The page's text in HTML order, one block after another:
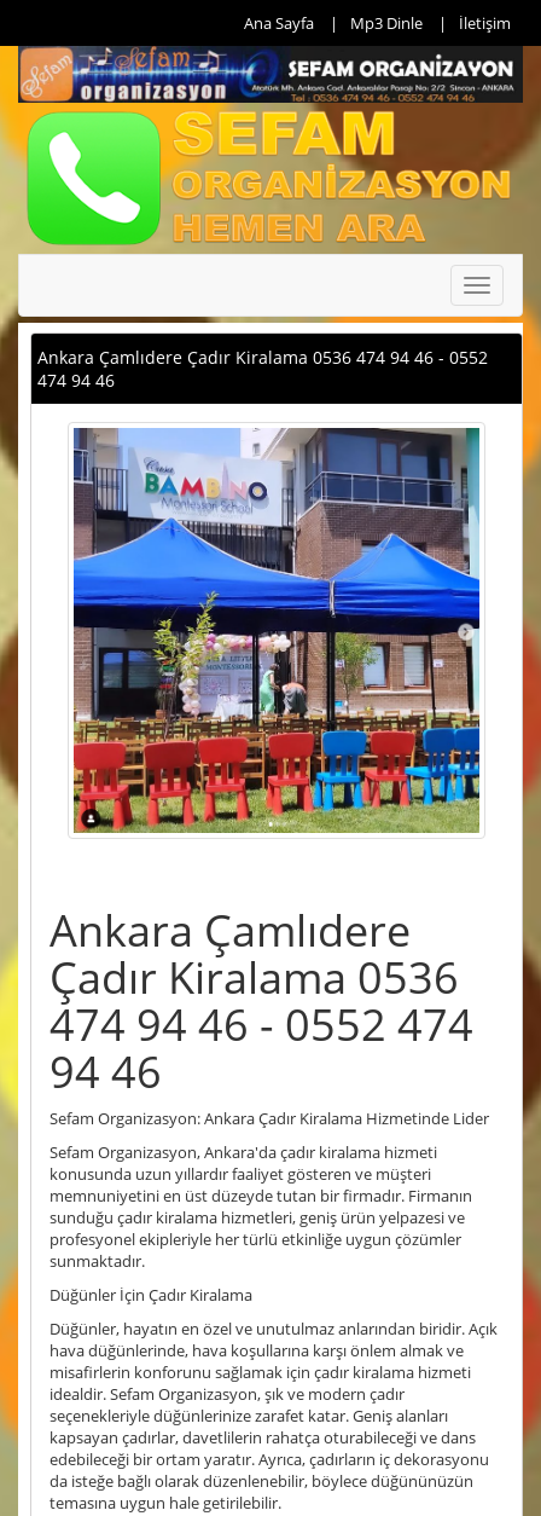
Ana Sayfa Mp3 Dinle İletişim
Toggle
Ankara Çamlıdere Çadır Kiralama 0536 474 94 46 - 0552
474 94 46
Ankara Çamlıdere
Çadır Kiralama 0536
474 94 46 - 0552 474
94 46
Sefam Organizasyon: Ankara Çadır Kiralama Hizmetinde Lider
Sefam Organizasyon, Ankara'da çadır kiralama hizmeti
konusunda uzun yıllardır faaliyet gösteren ve müşteri
memnuniyetini en üst düzeyde tutan bir firmadır. Firmanın
sunduğu çadır kiralama hizmetleri, geniş ürün yelpazesi ve
profesyonel ekipleriyle her türlü etkinliğe uygun çözümler
sunmaktadır.
Düğünler İçin Çadır Kiralama
Düğünler, hayatın en özel ve unutulmaz anlarından biridir. Açık
hava düğünlerinde, hava koşullarına karşı önlem almak ve
misafirlerin konforunu sağlamak için çadır kiralama hizmeti
idealdir. Sefam Organizasyon, şık ve modern çadır
seçenekleriyle düğünlerinize zarafet katar. Geniş alanları
kapsayan çadırlar, davetlilerin rahatça oturabileceği ve dans
edebileceği bir ortam yaratır. Ayrıca, çadırların iç dekorasyonu
da isteğe bağlı olarak düzenlenebilir, böylece düğününüzün
temasına uygun hale getirilebilir.